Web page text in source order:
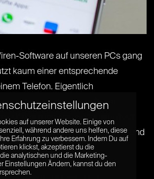
Software auf unseren PCs gang
kaum einer entsprechende
Telefon. Eigentlich
wir doch signifikant
den kompakten Helferlein. Auch
Google ist sich dem bewusst und
kontinuierlich neue
ein. Auf der
auf unserer Website. Einige von
während andere uns helfen, diese
Erfahrung zu verbessern. Indem Du auf
klickst, akzeptierst du die
analytischen und die Marketing-
Einstellungen Ändern, kannst du den